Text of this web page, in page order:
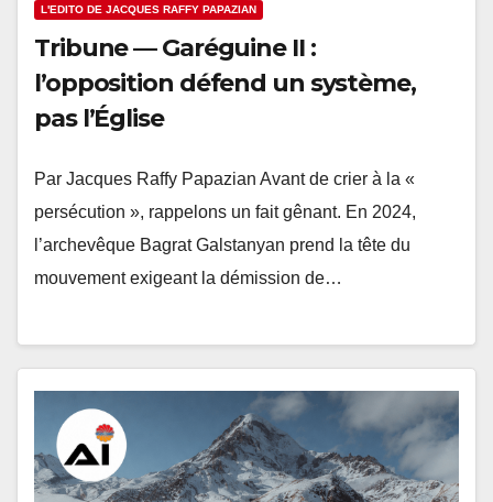
L'EDITO DE JACQUES RAFFY PAPAZIAN
Tribune — Garéguine II :
l’opposition défend un système,
pas l’Église
Par Jacques Raffy Papazian Avant de crier à la «
persécution », rappelons un fait gênant. En 2024,
l’archevêque Bagrat Galstanyan prend la tête du
mouvement exigeant la démission de…